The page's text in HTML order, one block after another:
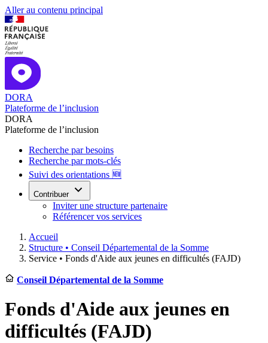
Aller au contenu principal
DORA
Plateforme de l’inclusion
DORA
Plateforme de l’inclusion
Recherche par besoins
Recherche par mots-clés
Suivi des orientations 🆕
Contribuer
Inviter une structure partenaire
Référencer vos services
Accueil
Structure • Conseil Départemental de la Somme
Service • Fonds d'Aide aux jeunes en difficultés (FAJD)
Conseil Départemental de la Somme
Fonds d'Aide aux jeunes en
difficultés (FAJD)